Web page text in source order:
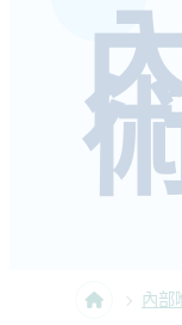
內部